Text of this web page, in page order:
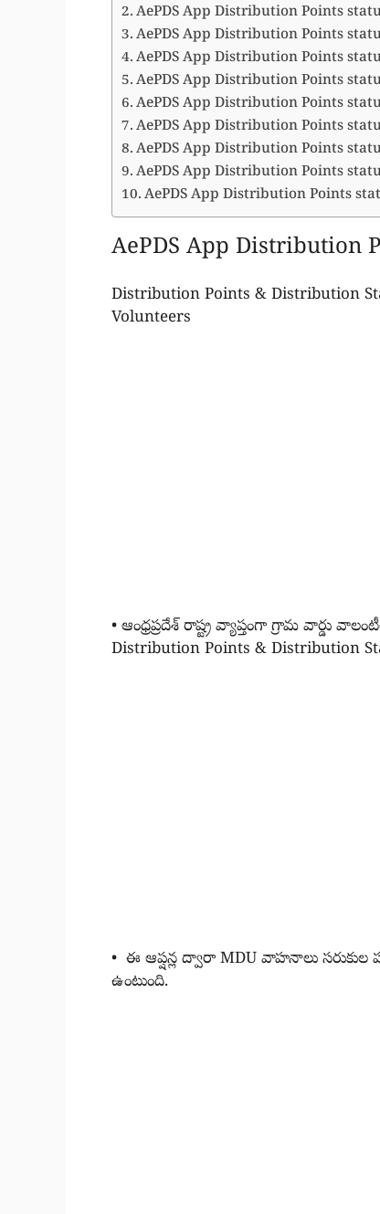
AePDS App Distribution Points
AePDS App Distribution Points
AePDS App Distribution Points
AePDS App Distribution Points
AePDS App Distribution Points
AePDS App Distribution Points
AePDS App Distribution Points
AePDS App Distribution Points
AePDS App Distribution Points
AePDS App Distribution
Distribution Points & Distribution
Volunteers
• ఆంధ్రప్రదేశ్ రాష్ట్ర వ్యాప్తంగా గ్రామ
Distribution Points & Distribution
• ఈ ఆప్షన్ల ద్వారా MDU వాహనాలు
ఉంటుంది.